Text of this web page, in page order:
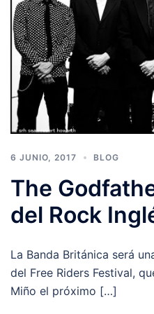
6 JUNIO, 2017 BLOG
The
del Rock
La Banda Británica será
del Free Riders Festival,
Miño el próximo […]